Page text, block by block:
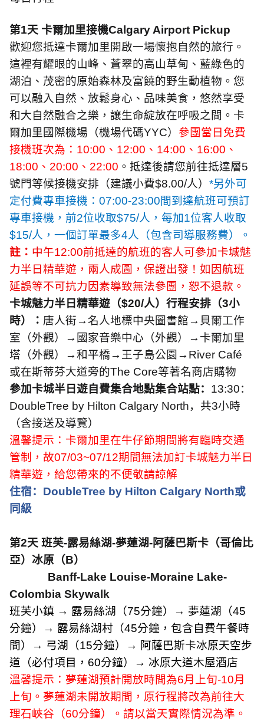
第1天 卡爾加里接機Calgary Airport Pickup
歡迎您抵達卡爾加里開啟一場懷抱自然的旅行。
這裡有耀眼的山峰、蒼翠的高山草甸、藍綠色的
湖泊、茂密的原始森林及富饒的野生動植物。您
可以融入自然、放鬆身心、品味美食，悠然享受
和大自然融合之樂，讓生命綻放在呼吸之間。卡
爾加里國際機場（機場代碼YYC） 參團當日免費
接機班次為： 10:00 、 12:00 、 14:00 、 16:00 、
18:00 、 20:00 、 22:00 。抵達後請您前往抵達層5
號門等候接機安排（建議小費$8.00/人） *另外可
定付費專車接機： 07:00-23:00間到達航班可預訂
專車接機，前2位收取$75/人，每加1位客人收取
$15/人，一個訂單最多4人（包含司導服務費）。
註： 中午12:00前抵達的航班的客人可參加卡城魅
力半日精華遊，兩人成圖，保證出發！如因航班
延誤等不可抗力因素導致無法參團，恕不退款。
卡城魅力半日精華遊（$20/人）行程安排（3小
時）： 唐人街→名人地標中央圖書館→貝爾工作
室（外觀）→國家音樂中心（外觀）→卡爾加里
塔（外觀）→和平橋→王子島公園→ River Café
或在斯蒂芬大道旁的The Core等著名商店購物
參加卡城半日遊自費集合地點集合站點： 13:30：
DoubleTree by Hilton Calgary North，共3小時
（含接送及導覽）
溫馨提示：卡爾加里在牛仔節期間將有臨時交通
管制，故07/03~07/12期間無法加訂卡城魅力半日
精華遊，給您帶來的不便敬請諒解
住宿： DoubleTree by Hilton Calgary North或
同級
第2天 班芙-露易絲湖-夢蓮湖-阿薩巴斯卡（哥倫比
亞）冰原（B）
Banff-Lake Louise-Moraine Lake-
Colombia Skywalk
班芙小鎮 → 露易絲湖（75分鐘）→ 夢蓮湖（45
分鐘）→ 露易絲湖村（45分鐘，包含自費午餐時
間）→ 弓湖（15分鐘）→ 阿薩巴斯卡冰原天空步
道（必付項目， 60分鐘）→ 冰原大道木屋酒店
溫馨提示：夢蓮湖預計開放時間為6月上旬-10月
上旬。夢蓮湖未開放期間，原行程將改為前往大
理石峽谷（60分鐘）。請以當天實際情況為準。